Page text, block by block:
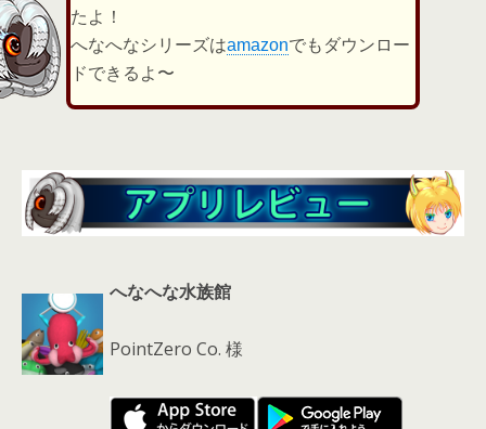
たよ！
へなへなシリーズはamazonでもダウンロー
ドできるよ〜
へなへな水族館
PointZero Co. 様